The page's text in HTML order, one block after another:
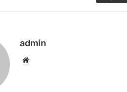
admin
Website